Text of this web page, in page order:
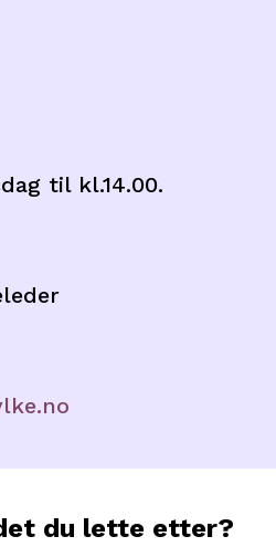
til kl.14.00.
du lette etter?